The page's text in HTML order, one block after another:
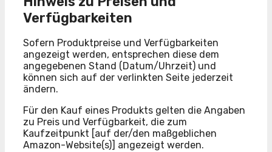
Verfügbarkeiten
Sofern Produktpreise und Verfügbarkeiten
angezeigt werden, entsprechen diese dem
angegebenen Stand (Datum/Uhrzeit) und
können sich auf der verlinkten Seite jederzeit
ändern.
Für den Kauf eines Produkts gelten die Angaben
zu Preis und Verfügbarkeit, die zum
Kaufzeitpunkt [auf der/den maßgeblichen
Amazon-Website(s)] angezeigt werden.